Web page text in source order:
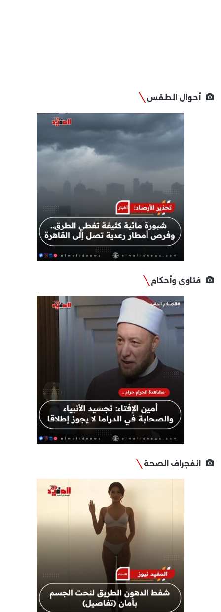
أحوال الطقس
فتاوى وأحكام
انفجراف الصحة